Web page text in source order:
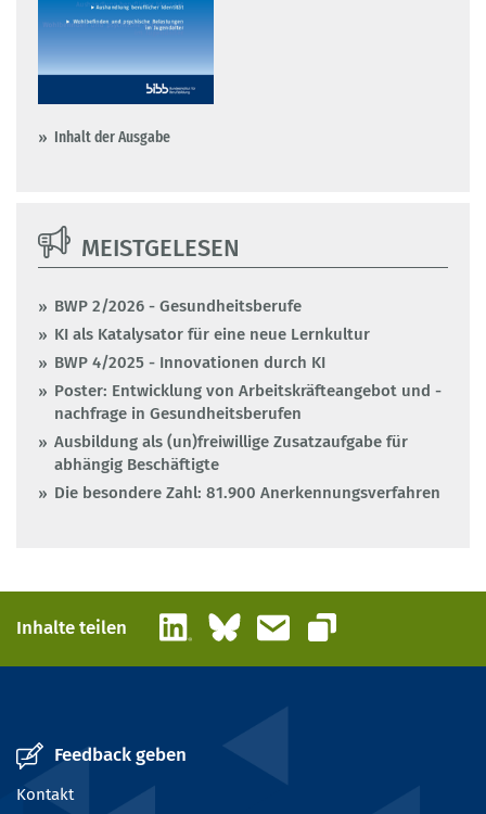
Inhalt der Ausgabe
MEISTGELESEN
BWP 2/2026 - Gesundheitsberufe
KI als Katalysator für eine neue Lernkultur
BWP 4/2025 - Innovationen durch KI
Poster: Entwicklung von Arbeitskräfteangebot und -
nachfrage in Gesundheitsberufen
Ausbildung als (un)freiwillige Zusatzaufgabe für
abhängig Beschäftigte
Die besondere Zahl: 81.900 Anerkennungsverfahren
Inhalte teilen LinkedInBlueskyE-Mail
Link kopieren
Feedback geben
Kontakt